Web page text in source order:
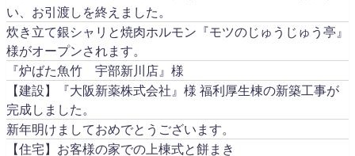
い、お引渡しを終えました。
炊き立て銀シャリと焼肉ホルモン『モツのじゅうじゅう亭』
様がオープンされます。
『炉ばた魚竹 宇部新川店』様
【建設】『大阪新薬株式会社』様 福利厚生棟の新築工事が
完成しました。
新年明けましておめでとうございます。
【住宅】お客様の家での上棟式と餅まき